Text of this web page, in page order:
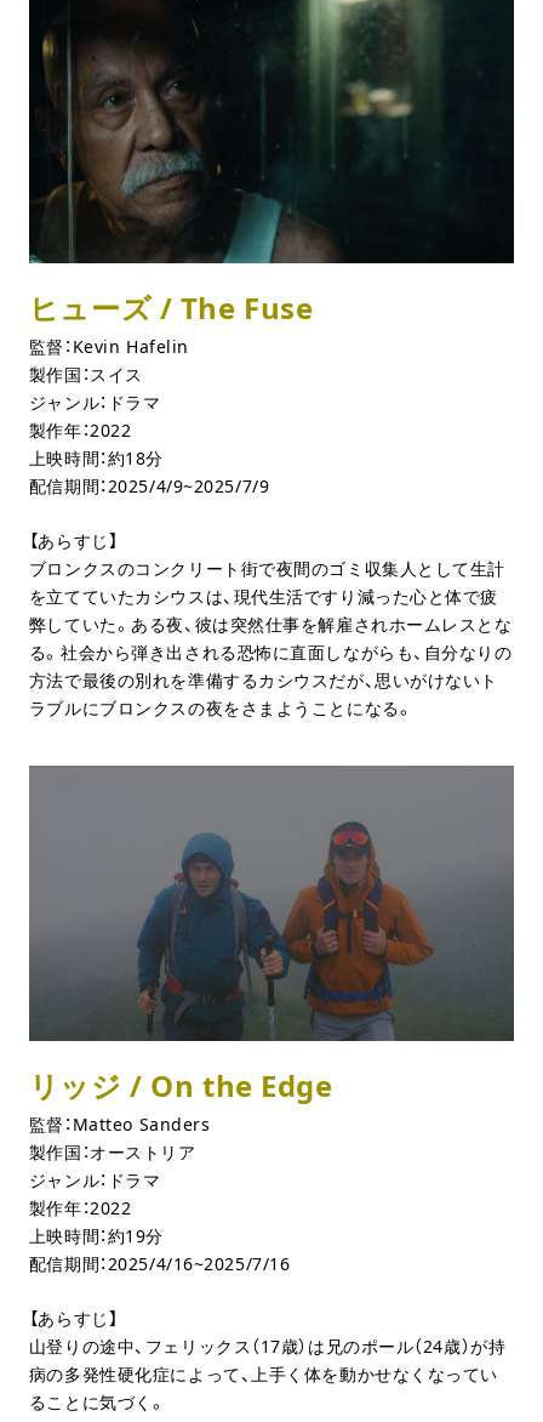
ヒューズ / The Fuse
監督：Kevin Hafelin
製作国：スイス
ジャンル：ドラマ
製作年：2022
上映時間：約18分
配信期間：2025/4/9~2025/7/9
【あらすじ】
ブロンクスのコンクリート街で夜間のゴミ収集人として生計
を立てていたカシウスは、現代生活ですり減った心と体で疲
弊していた。ある夜、彼は突然仕事を解雇されホームレスとな
る。社会から弾き出される恐怖に直面しながらも、自分なりの
方法で最後の別れを準備するカシウスだが、思いがけないト
ラブルにブロンクスの夜をさまようことになる。
リッジ / On the Edge
監督：Matteo Sanders
製作国：オーストリア
ジャンル：ドラマ
製作年：2022
上映時間：約19分
配信期間：2025/4/16~2025/7/16
【あらすじ】
山登りの途中、フェリックス（17歳）は兄のポール（24歳）が持
病の多発性硬化症によって、上手く体を動かせなくなってい
ることに気づく。